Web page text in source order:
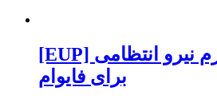
[EUP] مجموعه لباس فرم نیرو انتظامی
برای فایوام